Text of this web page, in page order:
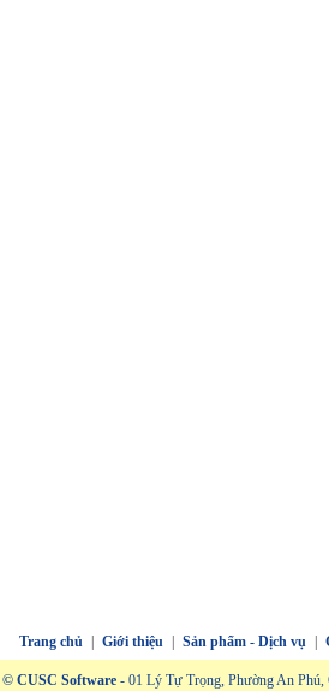
Trang chủ Giới thiệu Sản phẩm - Dịch vụ
© CUSC Software - 01 Lý Tự Trọng, Phường An